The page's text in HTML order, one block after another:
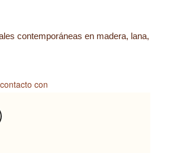
contemporáneas en madera, lana,
con